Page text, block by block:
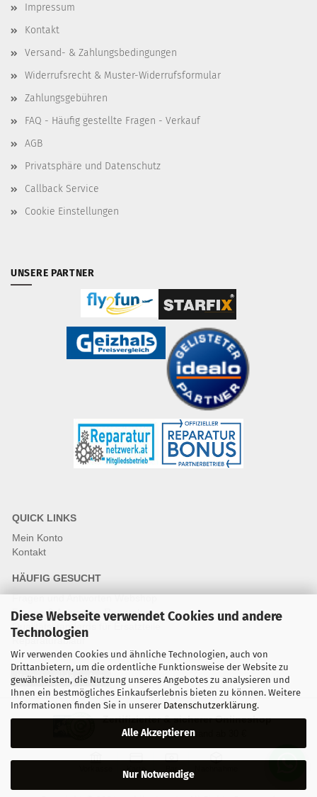
Diese Webseite verwendet Cookies und andere
Technologien
Wir verwenden Cookies und ähnliche Technologien, auch von
Drittanbietern, um die ordentliche Funktionsweise der Website zu
gewährleisten, die Nutzung unseres Angebotes zu analysieren und
Ihnen ein bestmögliches Einkaufserlebnis bieten zu können. Weitere
Informationen finden Sie in unserer Datenschutzerklärung.
Alle Akzeptieren
Nur Notwendige
Impressum
Kontakt
Versand- & Zahlungsbedingungen
Widerrufsrecht & Muster-Widerrufsformular
Zahlungsgebühren
FAQ - Häufig gestellte Fragen - Verkauf
AGB
Privatsphäre und Datenschutz
Callback Service
Cookie Einstellungen
UNSERE PARTNER
QUICK LINKS
Mein Konto
Kontakt
HÄUFIG GESUCHT
Fragen und Antworten Webshop
Fragen & Antworten Reparatur
Qualitätsstandards für Ersatzteile
Reparaturablauf
Vertrag widerrufen
Zertifizierter & sicherer Onlineshop
Kostenloser Versand ab 30 €